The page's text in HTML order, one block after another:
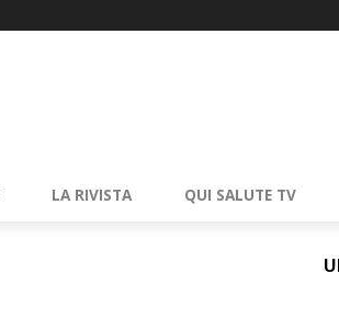
LA RIVISTA QUI SALUTE TV